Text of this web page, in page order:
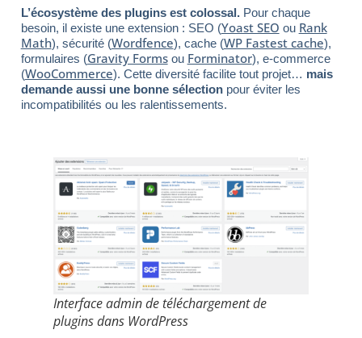
L’écosystème des plugins est colossal.Pour chaque
besoin, il existe une extension : SEO (Yoast SEO ou Rank
Math), sécurité (Wordfence), cache (WP Fastest cache),
formulaires (Gravity Formsou Forminator), e-commerce
(WooCommerce). Cette diversité facilite tout projet… mais
demande aussi une bonne sélectionpour éviter les
incompatibilités ou les ralentissements.
Interface admin de téléchargement de
plugins dans WordPress